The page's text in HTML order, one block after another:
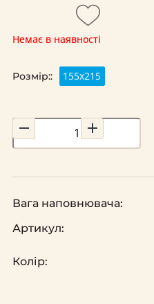
Немає в наявності
Розмір:: 155х215
Вага наповнювача:
Артикул:
Колір: